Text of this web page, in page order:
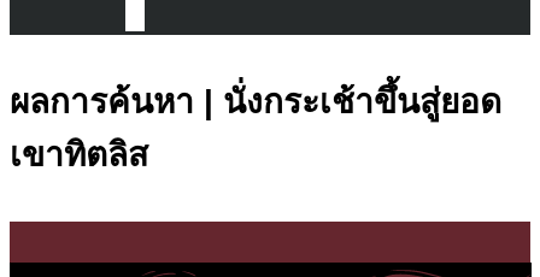
ผลการค้นหา | นั่งกระเช้าขึ้นสู่ยอด
เขาทิตลิส